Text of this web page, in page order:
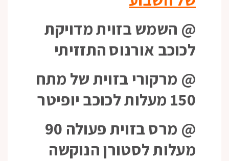
@ השמש בזוית מדויקת
לכוכב אורנוס התזזיתי
@ מרקורי בזוית של מתח
150 מעלות לכוכב יופיטר
@ מרס בזוית פעולה 90
מעלות לסטורן הנוקשה